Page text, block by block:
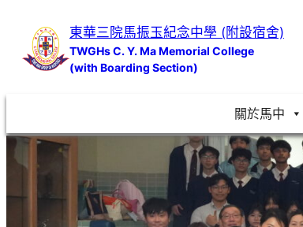
內
東華三院馬振玉紀念中學 (附設宿舍)
TWGHs C. Y. Ma Memorial College
(with Boarding Section)
關於馬中